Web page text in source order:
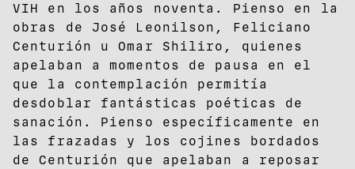
VIH en los años noventa. Pienso en la
obras de José Leonilson, Feliciano
Centurión u Omar Shiliro, quienes
apelaban a momentos de pausa en el
que la contemplación permitía
desdoblar fantásticas poéticas de
sanación. Pienso específicamente en
las frazadas y los cojines bordados
de Centurión que apelaban a reposar